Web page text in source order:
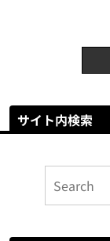
サイト内検索